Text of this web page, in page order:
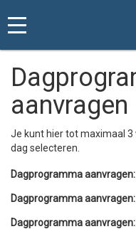
aanvragen
Je kunt hier tot maximaal
dag selecteren.
Dagprogramma aanvragen:
Dagprogramma aanvragen:
Dagprogramma aanvragen: